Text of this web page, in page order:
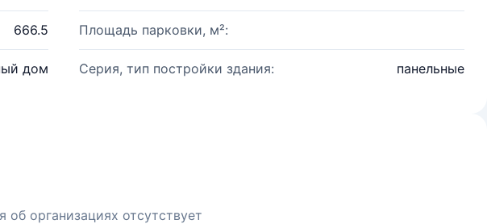
666.5 Площадь парковки, м²:
дом Серия, тип постройки здания: панельные
об организациях отсутствует